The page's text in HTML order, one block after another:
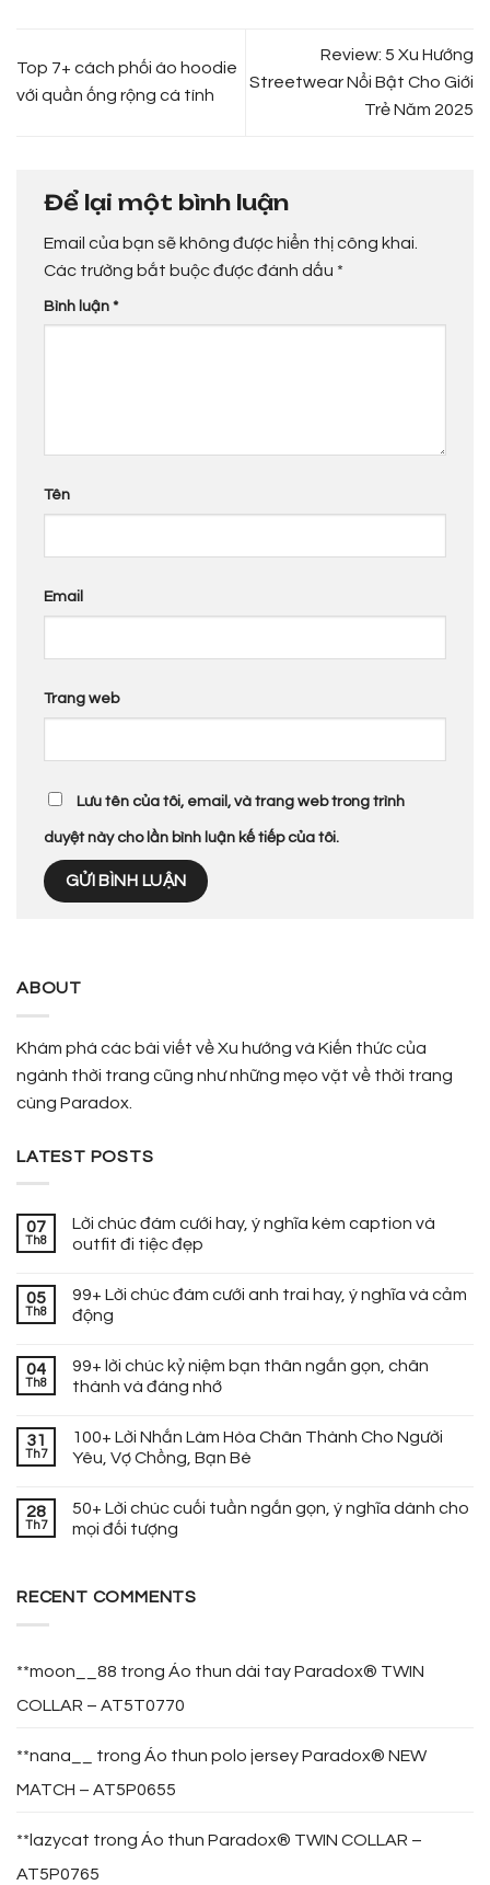
Top 7+ cách phối áo hoodie
với quần ống rộng cá tính
Review: 5 Xu Hướng
Streetwear Nổi Bật Cho Giới
Trẻ Năm 2025
Để lại một bình luận
Email của bạn sẽ không được hiển thị công khai.
Các trường bắt buộc được đánh dấu *
Bình luận *
Tên
Email
Trang web
Lưu tên của tôi, email, và trang web trong trình
duyệt này cho lần bình luận kế tiếp của tôi.
ABOUT
Khám phá các bài viết về Xu hướng và Kiến thức của
ngành thời trang cũng như những mẹo vặt về thời trang
cùng Paradox.
LATEST POSTS
07
Th8
Lời chúc đám cưới hay, ý nghĩa kèm caption và
outfit đi tiệc đẹp
05
Th8
99+ Lời chúc đám cưới anh trai hay, ý nghĩa và cảm
động
04
Th8
99+ lời chúc kỷ niệm bạn thân ngắn gọn, chân
thành và đáng nhớ
31
Th7
100+ Lời Nhắn Làm Hòa Chân Thành Cho Người
Yêu, Vợ Chồng, Bạn Bè
28
Th7
50+ Lời chúc cuối tuần ngắn gọn, ý nghĩa dành cho
mọi đối tượng
RECENT COMMENTS
**moon__88 trong Áo thun dài tay Paradox® TWIN
COLLAR – AT5T0770
**nana__ trong Áo thun polo jersey Paradox® NEW
MATCH – AT5P0655
**lazycat trong Áo thun Paradox® TWIN COLLAR –
AT5P0765